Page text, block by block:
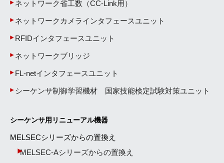
ネットワーク省工数（CC-Link用）
ネットワークカメラインタフェースユニット
RFIDインタフェースユニット
ネットワークブリッジ
FL-netインタフェースユニット
シーケンサ制御学習機材 国家技能検定試験対策ユニット
シーケンサ用リニューアル機器
MELSECシリーズからの置換え
MELSEC-Aシリーズからの置換え